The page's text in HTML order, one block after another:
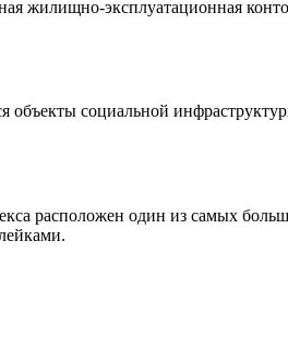
жилищно-эксплуатационная
объекты социальной
расположен один из самых